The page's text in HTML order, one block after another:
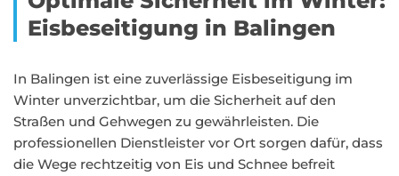
Eisbeseitigung in Balingen
In Balingen ist eine zuverlässige Eisbeseitigung im
Winter unverzichtbar, um die Sicherheit auf den
Straßen und Gehwegen zu gewährleisten. Die
professionellen Dienstleister vor Ort sorgen dafür, dass
die Wege rechtzeitig von Eis und Schnee befreit